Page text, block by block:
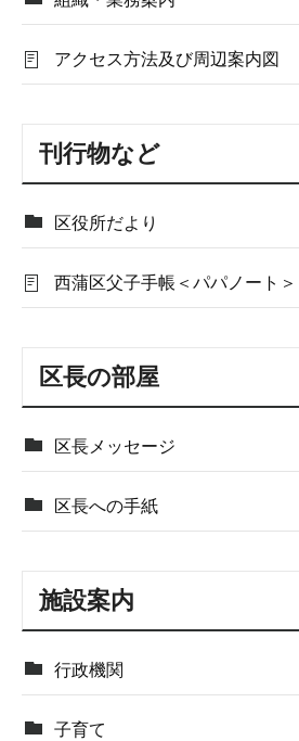
アクセス方法及び周辺案内図
刊行物など
区役所だより
西蒲区父子手帳＜パパノート＞
区長の部屋
区長メッセージ
区長への手紙
施設案内
行政機関
子育て